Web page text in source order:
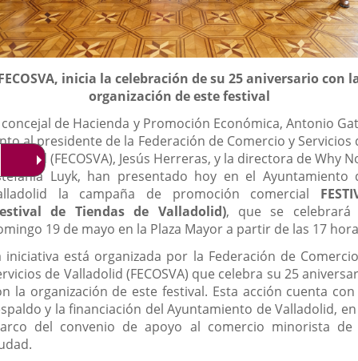
inicia la celebración de su 25 aniversario con
organización de este festival
concejal de Hacienda y Promoción Económica, Antonio
al presidente de la Federación de Comercio y Servicios
(FECOSVA), Jesús Herreras, y la directora de Why
Luyk, han presentado hoy en el Ayuntamiento
la campaña de promoción comercial
de Tiendas de Valladolid), que se celebrará
19 de mayo en la Plaza Mayor a partir de las 17
iniciativa está organizada por la Federación de
de Valladolid (FECOSVA) que celebra su 25
la organización de este festival. Esta acción cuenta
y la financiación del Ayuntamiento de Valladolid,
del convenio de apoyo al comercio minorista de